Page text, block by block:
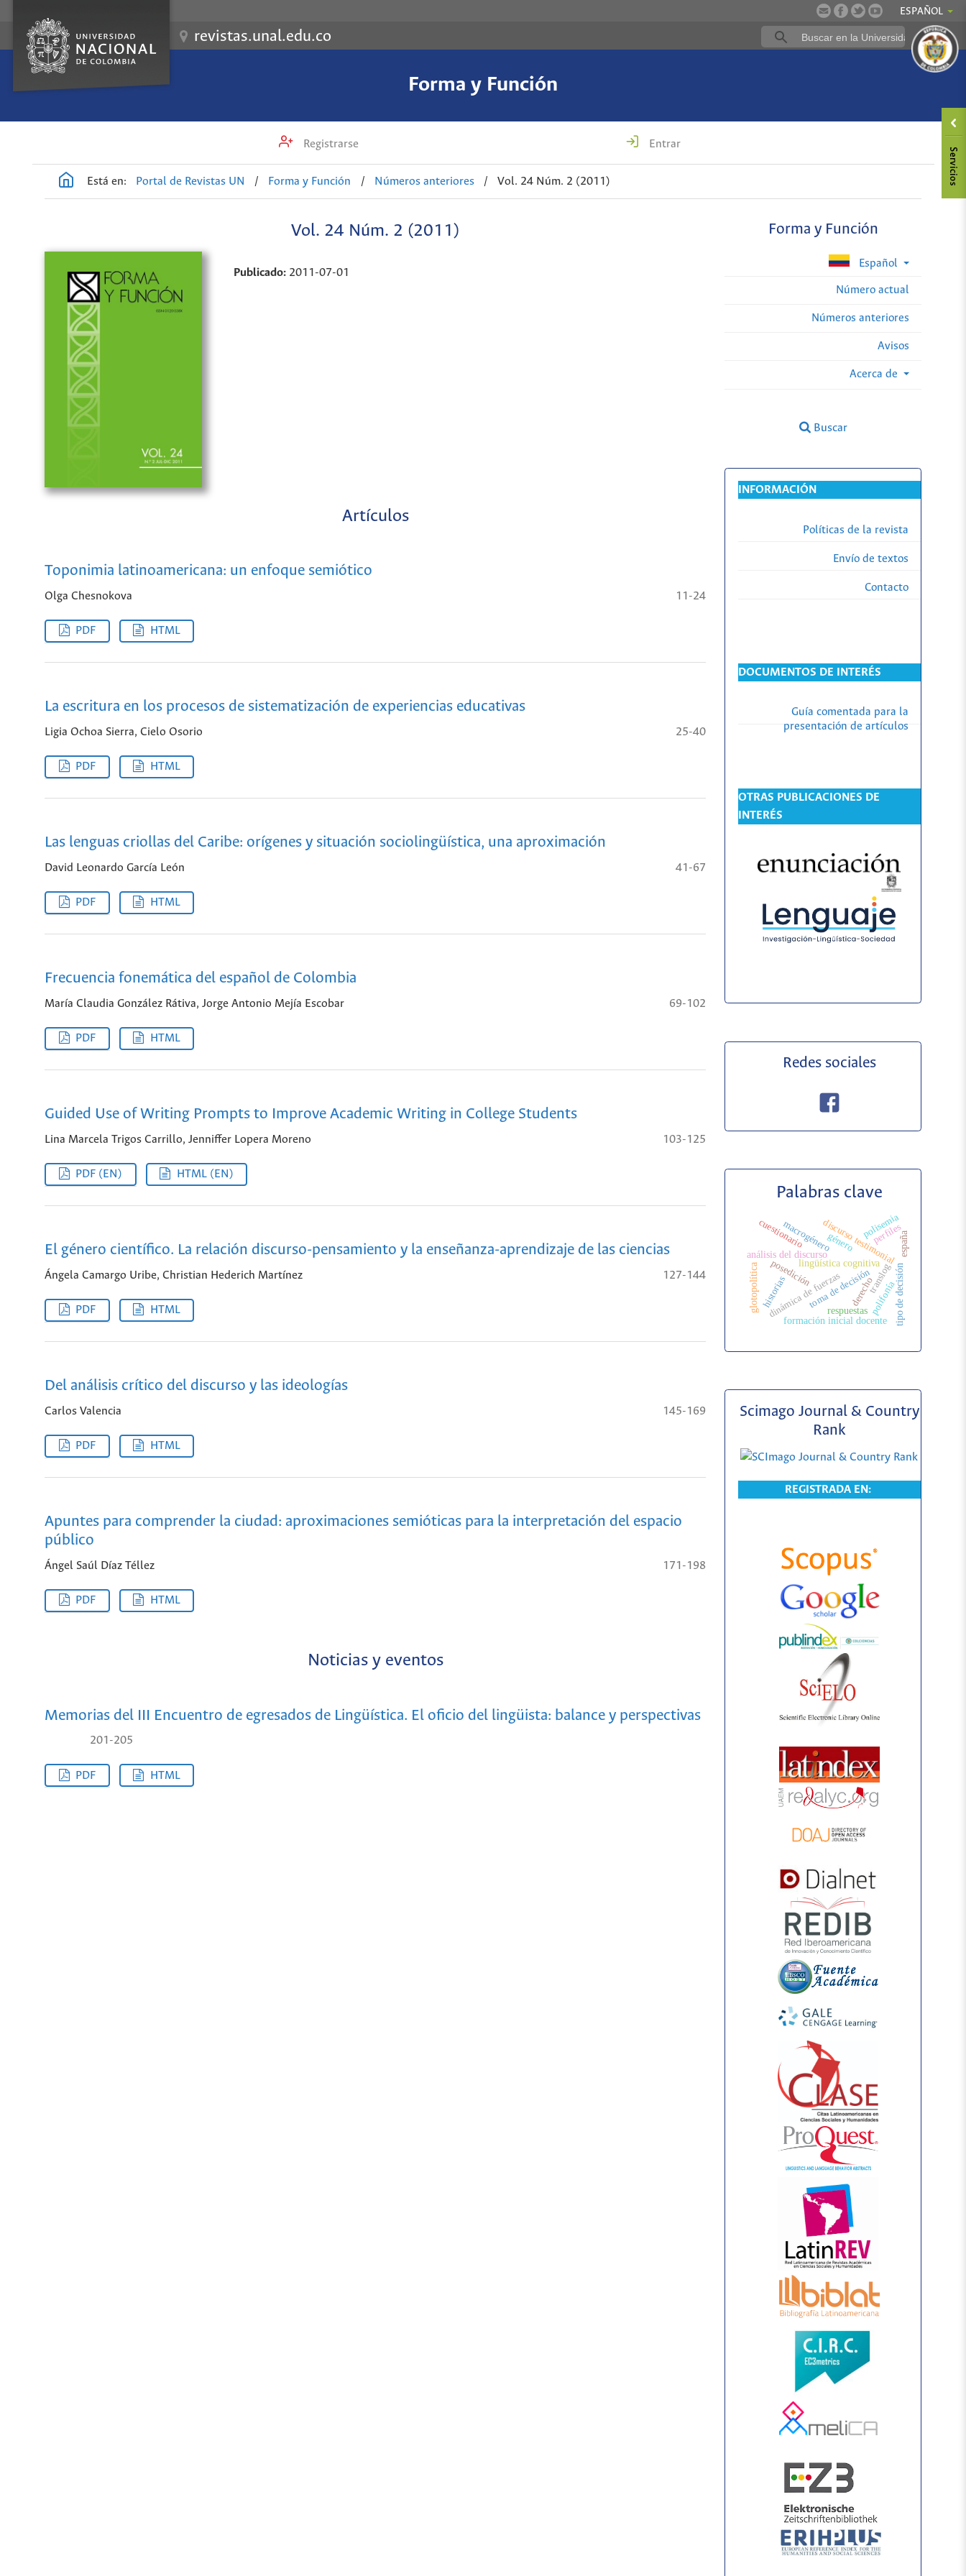
ESPAÑOL
revistas.unal.edu.co
Forma y Función
Registrarse Entrar
Está en: Portal de Revistas UN / Forma y Función / Números anteriores / Vol. 24 Núm. 2 (2011)
Forma y Función
Español
Número actual
Números anteriores
Avisos
Acerca de
Buscar
Vol. 24 Núm. 2 (2011)
Publicado: 2011-07-01
Artículos
Toponimia latinoamericana: un enfoque semiótico
Olga Chesnokova 11-24
PDF HTML
La escritura en los procesos de sistematización de experiencias educativas
Ligia Ochoa Sierra, Cielo Osorio 25-40
PDF HTML
Las lenguas criollas del Caribe: orígenes y situación sociolingüística, una aproximación
David Leonardo García León 41-67
PDF HTML
Frecuencia fonemática del español de Colombia
María Claudia González Rátiva, Jorge Antonio Mejía Escobar 69-102
PDF HTML
Guided Use of Writing Prompts to Improve Academic Writing in College Students
Lina Marcela Trigos Carrillo, Jenniffer Lopera Moreno 103-125
PDF (EN) HTML (EN)
El género científico. La relación discurso-pensamiento y la enseñanza-aprendizaje de las ciencias
Ángela Camargo Uribe, Christian Hederich Martínez 127-144
PDF HTML
Del análisis crítico del discurso y las ideologías
Carlos Valencia 145-169
PDF HTML
Apuntes para comprender la ciudad: aproximaciones semióticas para la interpretación del espacio
público
Ángel Saúl Díaz Téllez 171-198
PDF HTML
Noticias y eventos
Memorias del III Encuentro de egresados de Lingüística. El oficio del lingüista: balance y perspectivas
201-205
PDF HTML
INFORMACIÓN
Políticas de la revista
Envío de textos
Contacto
DOCUMENTOS DE INTERÉS
Guía comentada para la
presentación de artículos
OTRAS PUBLICACIONES DE
INTERÉS
Redes sociales
Palabras clave
dinámica de fuerzas
discurso testimonial
lingüística cognitiva
análisis del discurso
posedición translogtipo de decisión
toma de decisión
derecho
género
historias
macrogénero
respuestas
perfiles
cuestionario
formación inicial docente
polisemia
polifonía
glotopolítica
españa
Scimago Journal & Country
Rank
REGISTRADA EN: